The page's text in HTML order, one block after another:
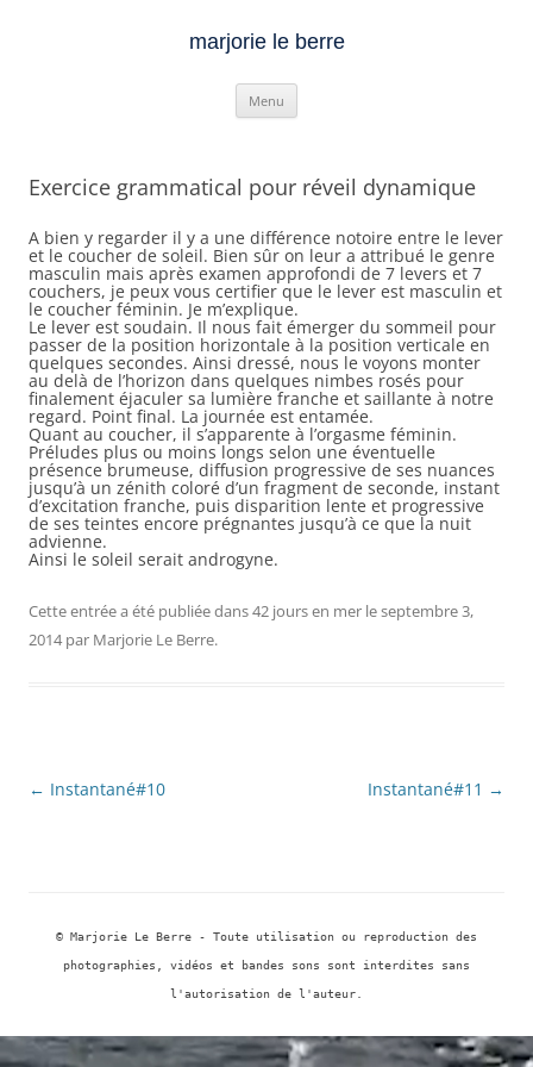
marjorie le berre
Menu
Exercice grammatical pour réveil dynamique
A bien y regarder il y a une différence notoire entre le lever
et le coucher de soleil. Bien sûr on leur a attribué le genre
masculin mais après examen approfondi de 7 levers et 7
couchers, je peux vous certifier que le lever est masculin et
le coucher féminin. Je m’explique.
Le lever est soudain. Il nous fait émerger du sommeil pour
passer de la position horizontale à la position verticale en
quelques secondes. Ainsi dressé, nous le voyons monter
au delà de l’horizon dans quelques nimbes rosés pour
finalement éjaculer sa lumière franche et saillante à notre
regard. Point final. La journée est entamée.
Quant au coucher, il s’apparente à l’orgasme féminin.
Préludes plus ou moins longs selon une éventuelle
présence brumeuse, diffusion progressive de ses nuances
jusqu’à un zénith coloré d’un fragment de seconde, instant
d’excitation franche, puis disparition lente et progressive
de ses teintes encore prégnantes jusqu’à ce que la nuit
advienne.
Ainsi le soleil serait androgyne.
Cette entrée a été publiée dans42 jours en mer leseptembre 3,
2014 par Marjorie Le Berre.
Navigation
← Instantané#10 Instantané#11 →
© Marjorie Le Berre - Toute utilisation ou reproduction des
photographies, vidéos et bandes sons sont interdites sans
l'autorisation de l'auteur.